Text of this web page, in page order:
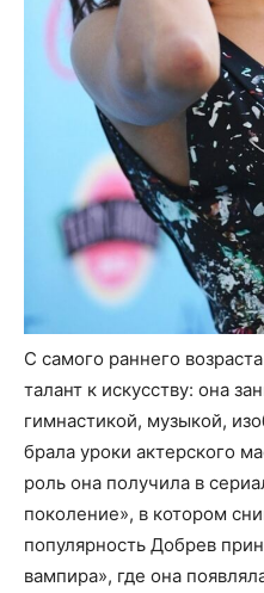
С самого раннего
талант к искусству: она
гимнастикой, музыкой,
брала уроки актерского
роль она получила в
поколение», в котором
популярность Добрев
вампира», где она